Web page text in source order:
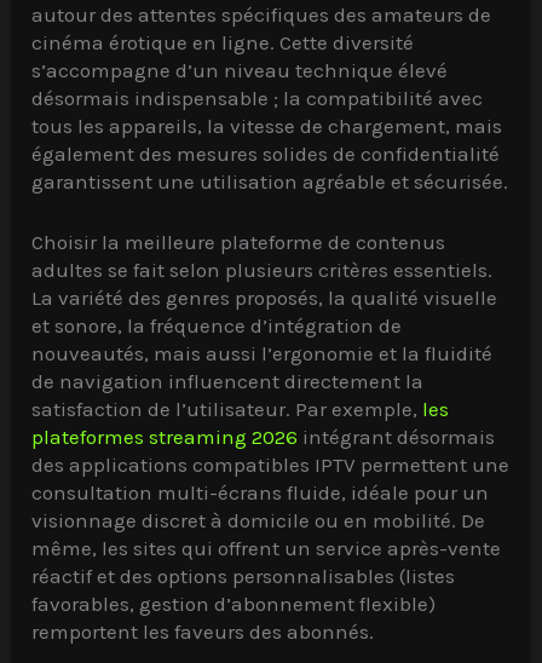
autour des attentes spécifiques des amateurs de
cinéma érotique en ligne. Cette diversité
s’accompagne d’un niveau technique élevé
désormais indispensable ; la compatibilité avec
tous les appareils, la vitesse de chargement, mais
également des mesures solides de confidentialité
garantissent une utilisation agréable et sécurisée.
Choisir la meilleure plateforme de contenus
adultes se fait selon plusieurs critères essentiels.
La variété des genres proposés, la qualité visuelle
et sonore, la fréquence d’intégration de
nouveautés, mais aussi l’ergonomie et la fluidité
de navigation influencent directement la
satisfaction de l’utilisateur. Par exemple, les
plateformes streaming 2026 intégrant désormais
des applications compatibles IPTV permettent une
consultation multi-écrans fluide, idéale pour un
visionnage discret à domicile ou en mobilité. De
même, les sites qui offrent un service après-vente
réactif et des options personnalisables (listes
favorables, gestion d’abonnement flexible)
remportent les faveurs des abonnés.